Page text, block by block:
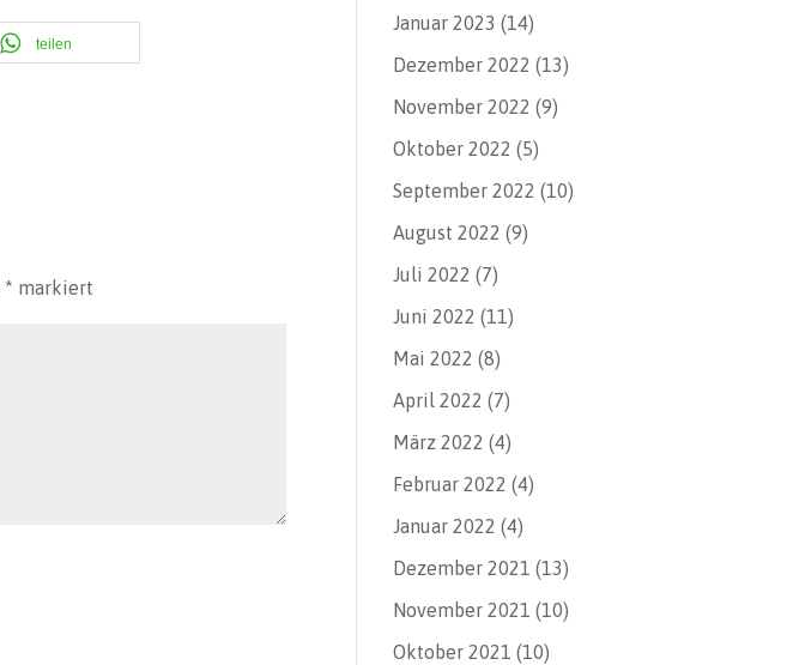
teilen
* markiert
Januar 2023 (14)
Dezember 2022 (13)
November 2022 (9)
Oktober 2022 (5)
September 2022 (10)
August 2022 (9)
Juli 2022 (7)
Juni 2022 (11)
Mai 2022 (8)
April 2022 (7)
März 2022 (4)
Februar 2022 (4)
Januar 2022 (4)
Dezember 2021 (13)
November 2021 (10)
Oktober 2021 (10)